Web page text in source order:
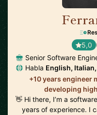
5,0
Senior Software
Habla English,
+10 years engineer
developing
👋 Hi there, I’m a
years of experience. I